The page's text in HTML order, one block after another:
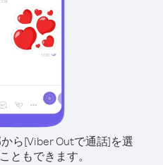
ら[Viber Outで通話]を選
ともできます。